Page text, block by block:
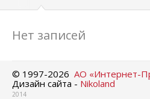
Нет записей
© 1997-2026 АО «Интернет-
Дизайн сайта - Nikoland
2014